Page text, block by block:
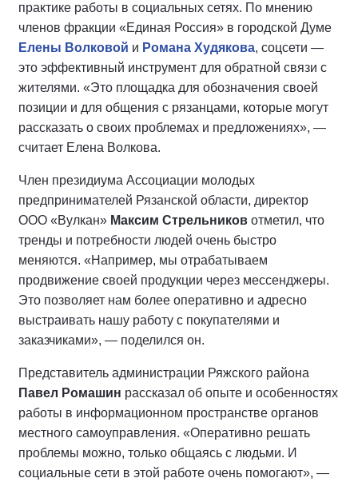
практике работы в социальных сетях. По мнению
членов фракции «Единая Россия» в городской Думе
Елены Волковой и Романа Худякова, соцсети —
это эффективный инструмент для обратной связи с
жителями. «Это площадка для обозначения своей
позиции и для общения с рязанцами, которые могут
рассказать о своих проблемах и предложениях», —
считает Елена Волкова.
Член президиума Ассоциации молодых
предпринимателей Рязанской области, директор
ООО «Вулкан» Максим Стрельников отметил, что
тренды и потребности людей очень быстро
меняются. «Например, мы отрабатываем
продвижение своей продукции через мессенджеры.
Это позволяет нам более оперативно и адресно
выстраивать нашу работу с покупателями и
заказчиками», — поделился он.
Представитель администрации Ряжского района
Павел Ромашин рассказал об опыте и особенностях
работы в информационном пространстве органов
местного самоуправления. «Оперативно решать
проблемы можно, только общаясь с людьми. И
социальные сети в этой работе очень помогают», —